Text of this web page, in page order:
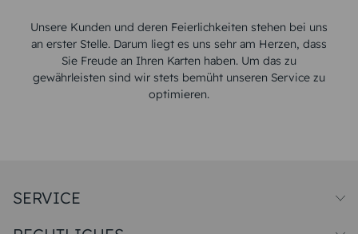
Unsere Kunden und deren Feierlichkeiten stehen bei uns
an erster Stelle. Darum liegt es uns sehr am Herzen, dass
Sie Freude an Ihren Karten haben. Um das zu
gewährleisten sind wir stets bemüht unseren Service zu
optimieren.
SERVICE
Papiersorten